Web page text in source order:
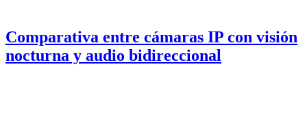
Comparativa entre cámaras IP con visión
nocturna y audio bidireccional